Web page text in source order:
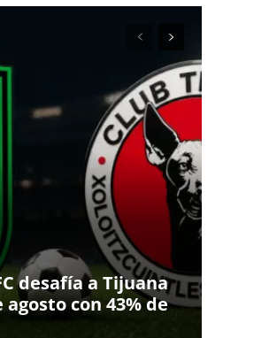
desafía a Tijuana
agosto con 43% de